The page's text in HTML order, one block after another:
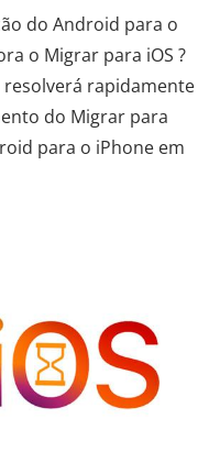
do Android para o
o Migrar para iOS ?
resolverá rapidamente
do Migrar para
para o iPhone em